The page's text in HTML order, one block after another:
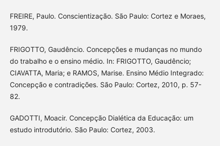
FREIRE, Paulo. Conscientização. São Paulo: Cortez e Moraes,
1979.
FRIGOTTO, Gaudêncio. Concepções e mudanças no mundo
do trabalho e o ensino médio. In: FRIGOTTO, Gaudêncio;
CIAVATTA, Maria; e RAMOS, Marise. Ensino Médio Integrado:
Concepção e contradições. São Paulo: Cortez, 2010, p. 57-
82.
GADOTTI, Moacir. Concepção Dialética da Educação: um
estudo introdutório. São Paulo: Cortez, 2003.